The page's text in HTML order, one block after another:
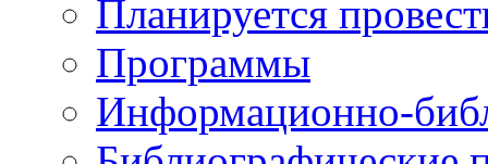
Планируется
Программы
Информационно-